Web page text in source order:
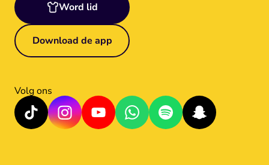
Word lid
Download de app
Volg ons